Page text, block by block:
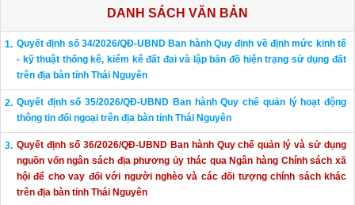
DANH SÁCH VĂN BẢN
Quyết định số 34/2026/QĐ-UBND Ban hành Quy định về định mức kinh tế
- kỹ thuật thống kê, kiểm kê đất đai và lập bản đồ hiện trạng sử dụng đất
trên địa bàn tỉnh Thái Nguyên
Quyết định số 35/2026/QĐ-UBND Ban hành Quy chế quản lý hoạt động
thông tin đối ngoại trên địa bàn tỉnh Thái Nguyên
Quyết định số 36/2026/QĐ-UBND Ban hành Quy chế quản lý và sử dụng
nguồn vốn ngân sách địa phương ủy thác qua Ngân hàng Chính sách xã
hội để cho vay đối với người nghèo và các đối tượng chính sách khác
trên địa bàn tỉnh Thái Nguyên